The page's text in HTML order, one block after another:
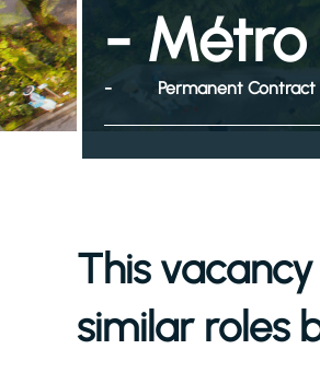
- Métro
- Permanent Contract
This
similar roles